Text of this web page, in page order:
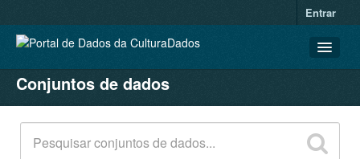
Entrar
CONJUNTOS DE DADOS
ORGANIZAÇÕES
GRUPOS
Conjuntos de dados